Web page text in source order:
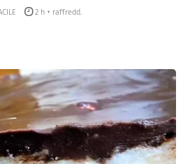
2 h + raffredd.